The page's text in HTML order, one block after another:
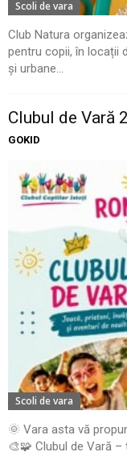
Scoli de vara
Club Natura
pentru copii, în locații
și urbane...
Clubul de Vară
GOKID
Scoli de vara
🌞 Vara asta vă
🎨🧩 Clubul de Vară